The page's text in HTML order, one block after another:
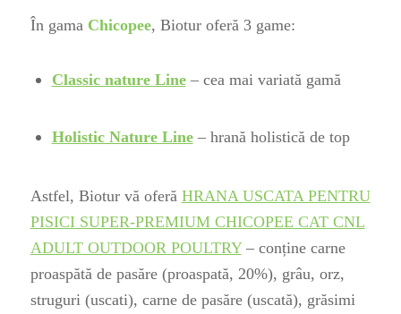
În gama Chicopee, Biotur oferă 3 game:
Classic nature Line– cea mai variată gamă
Holistic Nature Line– hrană holistică de top
Astfel, Biotur vă oferă HRANA USCATA PENTRU
PISICI SUPER-PREMIUM CHICOPEE CAT CNL
ADULT OUTDOOR POULTRY– conține carne
proaspătă de pasăre (proaspată, 20%), grâu, orz,
struguri (uscati), carne de pasăre (uscată), grăsimi